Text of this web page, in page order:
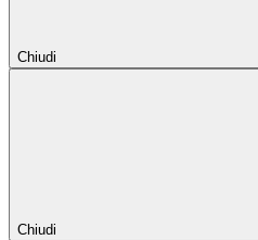
Chiudi
Chiudi